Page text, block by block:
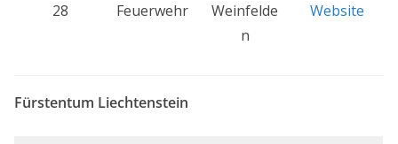
28 Feuerwehr
Weinfelde
n
Website
Fürstentum Liechtenstein